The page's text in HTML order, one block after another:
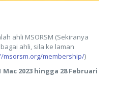
ahli MSORSM (Sekiranya
ahli, sila ke laman
msorsm.org/membership/)
Mac 2023 hingga 28 Februari